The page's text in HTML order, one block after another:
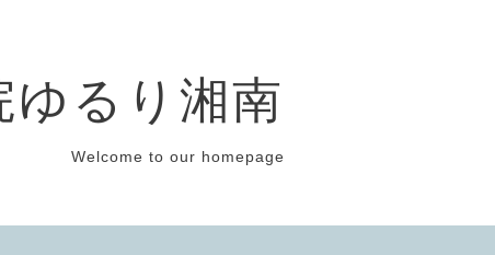
るり湘南
Welcome to our homepage